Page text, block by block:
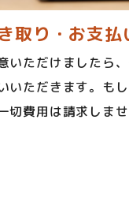
取り・お支払
いただけましたら
いただきます。も
切費用は請求しませ